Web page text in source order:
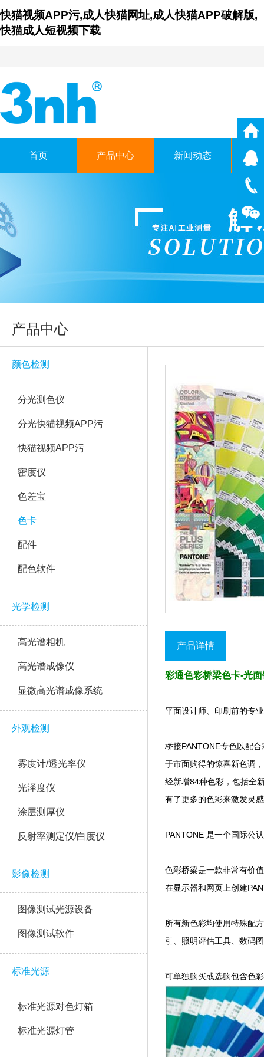
快猫视频APP污,成人快猫网址,成人快猫APP破解版,
快猫成人短视频下载
广东成人快猫网址时科技有
GUANGDONG THREENH
首页 产品中心 新闻动态
产品中心
颜色检测
分光测色仪
分光快猫视频APP污
快猫视频APP污
密度仪
色差宝
色卡
配件
配色软件
光学检测
高光谱相机
高光谱成像仪
显微高光谱成像系统
外观检测
雾度计/透光率仪
光泽度仪
涂层测厚仪
反射率测定仪/白度仪
影像检测
图像测试光源设备
图像测试软件
标准光源
标准光源对色灯箱
标准光源灯管
产品详情
彩通色彩桥梁色卡-光
平面设计师、印刷前的
桥接PANTONE专色以配
于市面购得的惊喜新色调
经新增84种色彩，包括全
有了更多的色彩来激发灵感
PANTONE 是一个国际公认
色彩桥梁是一款非常有价值
在显示器和网页上创建
所有新色彩均使用特殊配方
引、照明评估工具、
可单独购买或选购包含色